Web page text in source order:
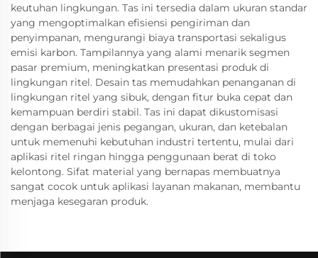
keutuhan lingkungan. Tas ini tersedia dalam ukuran standar
yang mengoptimalkan efisiensi pengiriman dan
penyimpanan, mengurangi biaya transportasi sekaligus
emisi karbon. Tampilannya yang alami menarik segmen
pasar premium, meningkatkan presentasi produk di
lingkungan ritel. Desain tas memudahkan penanganan di
lingkungan ritel yang sibuk, dengan fitur buka cepat dan
kemampuan berdiri stabil. Tas ini dapat dikustomisasi
dengan berbagai jenis pegangan, ukuran, dan ketebalan
untuk memenuhi kebutuhan industri tertentu, mulai dari
aplikasi ritel ringan hingga penggunaan berat di toko
kelontong. Sifat material yang bernapas membuatnya
sangat cocok untuk aplikasi layanan makanan, membantu
menjaga kesegaran produk.